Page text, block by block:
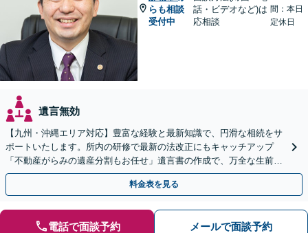
らも相談
受付中
話・ビデオなど)は
応相談
間：本日
定休日
遺言無効
【九州・沖縄エリア対応】豊富な経験と最新知識で、円滑な相続をサ
ポートいたします。所内の研修で最新の法改正にもキャッチアップ
「不動産がらみの遺産分割もお任せ」遺言書の作成で、万全な生前対
策をおこないましょう【夜間・休日面談可】
料金表を見る
電話で面談予約 メールで面談予約